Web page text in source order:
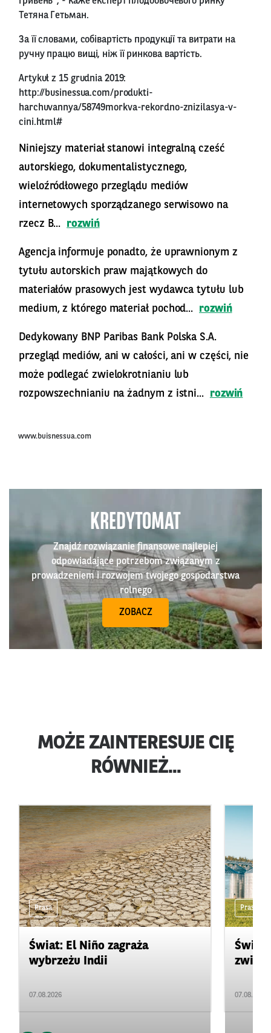
Тетяна Гетьман.
За її словами, собівартість продукції та витрати на
ручну працю вищі, ніж її ринкова вартість.
Artykuł z 15 grudnia 2019:
http://businessua.com/produkti-
harchuvannya/58749morkva-rekordno-znizilasya-v-
cini.html#
Niniejszy materiał stanowi integralną cześć
autorskiego, dokumentalistycznego,
wieloźródłowego przeglądu mediów
internetowych sporządzanego serwisowo na
rzecz B...
rozwiń
Agencja informuje ponadto, że uprawnionym z
tytułu autorskich praw majątkowych do
materiałów prasowych jest wydawca tytułu lub
medium, z którego materiał pochod...
rozwiń
Dedykowany BNP Paribas Bank Polska S.A.
przegląd mediów, ani w całości, ani w części, nie
może podlegać zwielokrotnianiu lub
rozpowszechnianiu na żadnym z istni...
rozwiń
www.buisnessua.com
KREDYTOMAT
Znajdź rozwiązanie finansowe najlepiej
odpowiadające potrzebom związanym z
prowadzeniem i rozwojem twojego gospodarstwa
rolnego
ZOBACZ
MOŻE ZAINTERESUJE CIĘ
RÓWNIEŻ...
Prasa
Świat: El Niño zagraża
wybrzeżu Indii
07.08.2026
Prasa
07.08.2026